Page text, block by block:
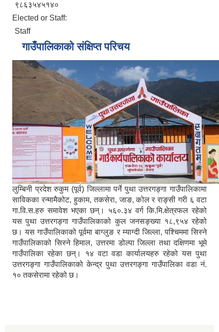
९८६३५४५१४०
Elected or Staff:
Staff
गाउँपालिकाको संक्षिप्त परिचय
लुम्बिनी प्रदेश रुकुम (पूर्व) जिल्लामा पर्ने पुथा उत्तरगङ्गा गाउँपालिकामा
साविकका रन्मामैकोट, हुकाम, तकसेरा, जाङ, कोल र राङ्सी गरी ६ वटा
गा.वि.स.हरु समावेश भएका छन्। ५६०.३४ वर्ग कि.मि.क्षेत्रफल रहेको
यस पुथा उत्तरगङ्गा गाउँपालिकाको कुल जनसङ्ख्या १८,९५४ रहेको
छ। यस गाउँपालिकाको पूर्वमा बाग्लुङ र म्याग्दी जिल्ला, पश्चिममा सिस्ने
गाउँपालिकाको सिस्ने हिमाल, उत्तरमा डोल्पा जिल्ला तथा दक्षिणमा भूमे
गाउँपालिका रहेका छन्। १४ वटा वडा कार्यालयहरु रहेको यस पुथा
उत्तरगङ्गा गाउँपालिकाको केन्द्र पुथा उत्तरगङ्गा गाउँपालिका वडा नं.
१० तकसेरामा रहेको छ।